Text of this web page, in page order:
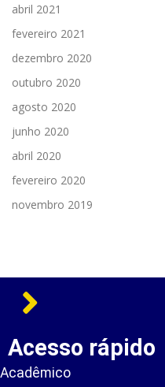
abril 2021
fevereiro 2021
dezembro 2020
outubro 2020
agosto 2020
junho 2020
abril 2020
fevereiro 2020
novembro 2019
Acesso rápido
Acadêmico